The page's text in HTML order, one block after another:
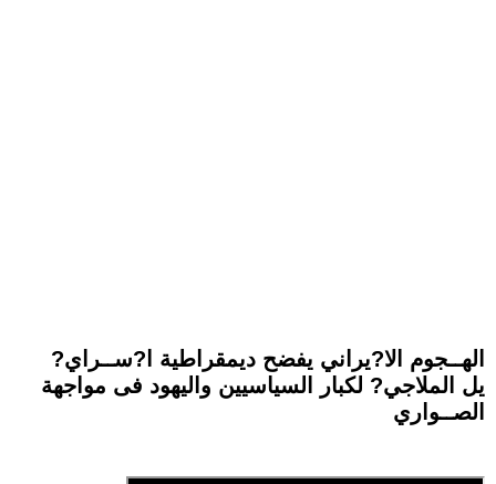
الهــجوم الا?يراني يفضح ديمقراطية ا?ســراي?
يل الملاجي? لكبار السياسيين واليهود فى مواجهة
الصــواري